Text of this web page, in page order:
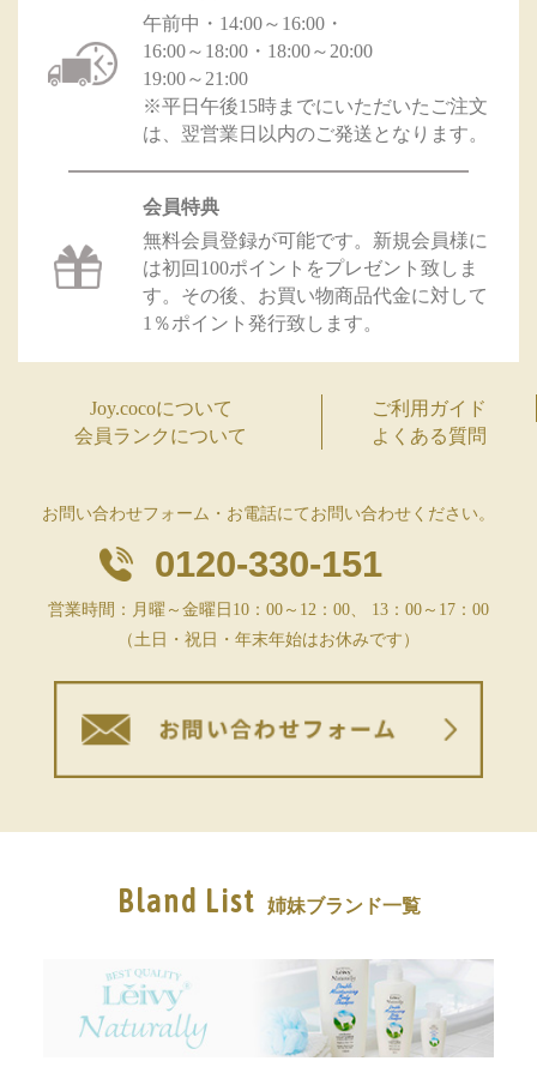
午前中・14:00～16:00・
16:00～18:00・18:00～20:00
19:00～21:00
※平日午後15時までにいただいたご注文
は、翌営業日以内のご発送となります。
会員特典
無料会員登録が可能です。新規会員様に
は初回100ポイントをプレゼント致しま
す。その後、お買い物商品代金に対して
1％ポイント発行致します。
Joy.cocoについて
ご利用ガイド
会員ランクについて
よくある質問
お問い合わせフォーム・お電話にてお問い合わせください。
0120-330-151
営業時間：月曜～金曜日10：00～12：00、 13：00～17：00
（土日・祝日・年末年始はお休みです）
Bland List 姉妹ブランド一覧